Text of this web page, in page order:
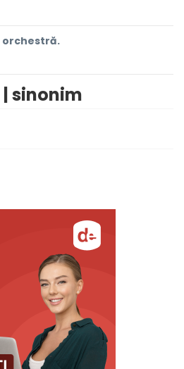
orchestră.
sinonim